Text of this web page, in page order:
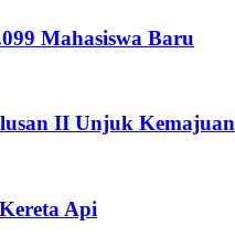
Mahasiswa Baru
II Unjuk Kemajuan
Api